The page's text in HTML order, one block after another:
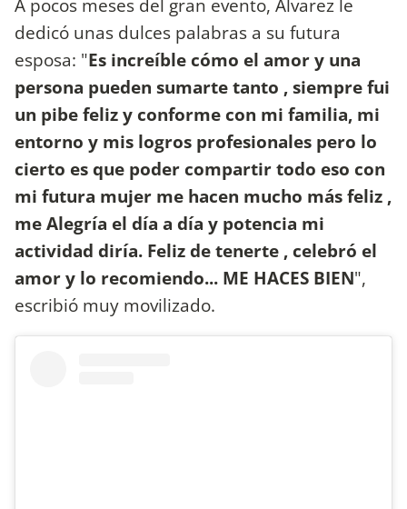
dedicó unas dulces palabras a su futura
esposa: "Es increíble cómo el amor y una
persona pueden sumarte tanto , siempre fui
un pibe feliz y conforme con mi familia, mi
entorno y mis logros profesionales pero lo
cierto es que poder compartir todo eso con
mi futura mujer me hacen mucho más feliz ,
me Alegría el día a día y potencia mi
actividad diría. Feliz de tenerte , celebró el
amor y lo recomiendo... ME HACES BIEN",
escribió muy movilizado.